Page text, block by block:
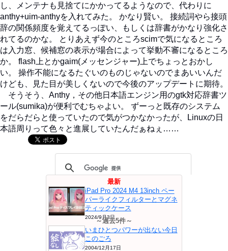
し、メンテナも見捨てにかかってるようなので、代わりに
anthy+uim-anthyを入れてみた。 かなり賢い。 接続詞やら接頭
辞の関係頻度を覚えてるっぽい、もしくは辞書がかなり強化さ
れてるのかな。 とりあえず今のところscimで気になるところ
は入力窓、候補窓の表示が場合によって挙動不審になるところ
か。 flash上とかgaim(メッセンジャー)上でちょっとおかし
い。 操作不能になるたぐいのものじゃないのでまあいいんだ
けども、見た目が美しくないので今後のアップデートに期待。
そうそう、Anthy，その他日本語エンジン用のgtk対応辞書ツ
ール(sumika)が便利でむちゃよい。 ずーっと既存のシステム
をだらだらと使っていたので気がつかなかったが、Linuxの日
本語周りって色々と進展していたんだぁねぇ……
最新
iPad Pro 2024 M4 13inch ペー
パーライクフィルターとマグネ
ティックケース
2024/9月3日
～過去5件～
いまひとつパワーが出ない今日
このごろ
2004/12月17日